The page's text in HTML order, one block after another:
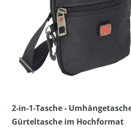
2-in-1-Tasche -
Gürteltasche im Hochformat